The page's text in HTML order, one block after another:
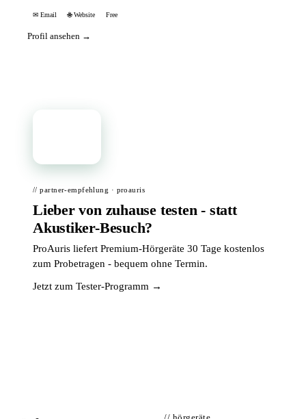
✉ Email 🌐 Website Free
Profil ansehen →
// partner-empfehlung · proauris
Lieber von zuhause testen - statt
Akustiker-Besuch?
ProAuris liefert Premium-Hörgeräte 30 Tage kostenlos
zum Probetragen - bequem ohne Termin.
Jetzt zum Tester-Programm →